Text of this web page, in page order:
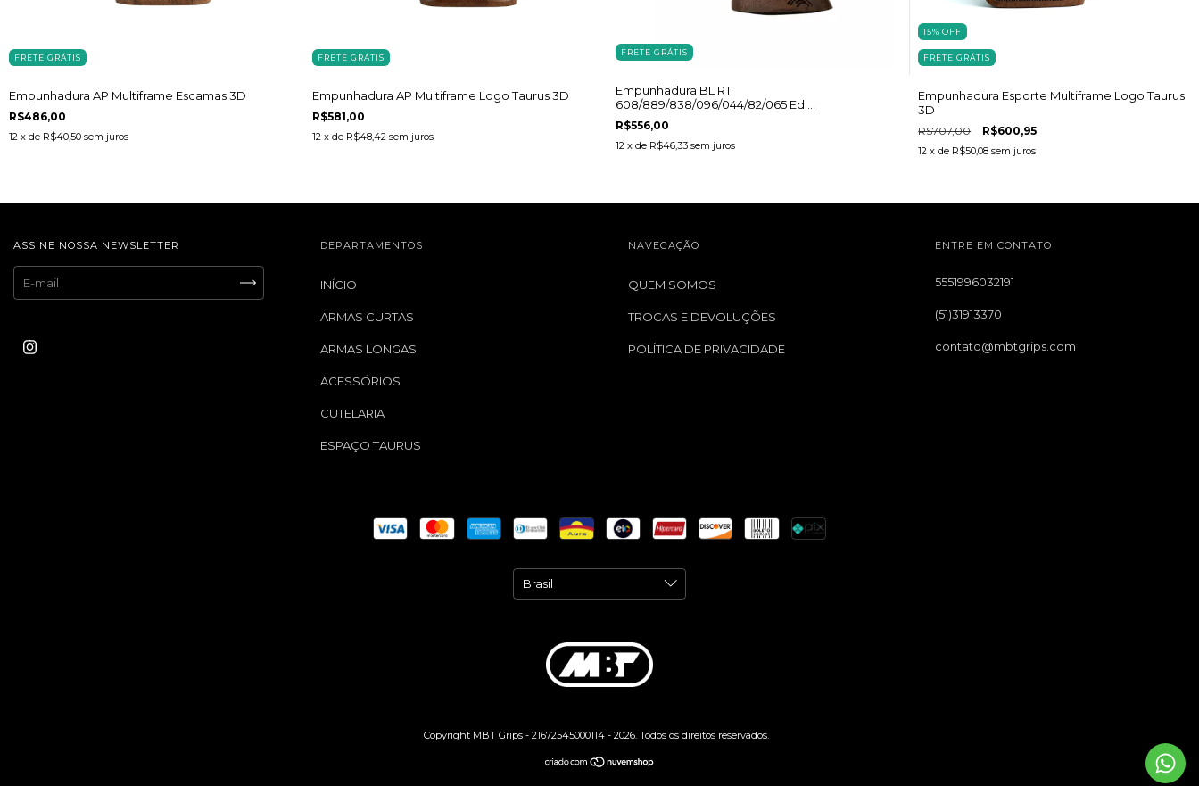
FRETE GRÁTIS
Empunhadura AP Multiframe Escamas 3D
R$486,00
12 x de R$40,50 sem juros
FRETE GRÁTIS
Empunhadura AP Multiframe Logo Taurus 3D
R$581,00
12 x de R$48,42 sem juros
FRETE GRÁTIS
Empunhadura BL RT
608/889/838/096/044/82/065 Ed.
Comemorativa Logo Taurus
R$556,00
12 x de R$46,33 sem juros
15%OFF
FRETE GRÁTIS
Empunhadura Esporte Multiframe Logo Taurus
3D
R$707,00 R$600,95
12 x de R$50,08 sem juros
ASSINE NOSSA NEWSLETTER DEPARTAMENTOS
INÍCIO
ARMAS CURTAS
ARMAS LONGAS
ACESSÓRIOS
CUTELARIA
ESPAÇO TAURUS
NAVEGAÇÃO
QUEM SOMOS
TROCAS E DEVOLUÇÕES
POLÍTICA DE PRIVACIDADE
ENTRE EM CONTATO
5551996032191
(51)31913370
contato@mbtgrips.com
Copyright MBT Grips - 21672545000114 - 2026. Todos os direitos reservados.